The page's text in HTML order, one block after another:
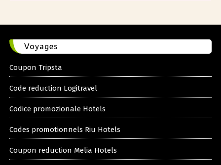
Voyages
Coupon Tripsta
Code reduction Logitravel
Codice promozionale Hotels
Codes promotionnels Riu Hotels
Coupon reduction Melia Hotels